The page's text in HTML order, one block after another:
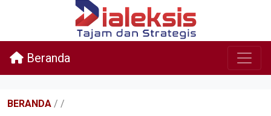
Beranda
BERANDA / /